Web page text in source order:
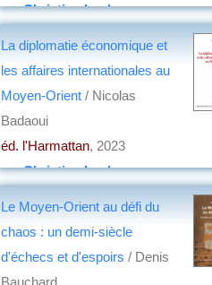
parChristian Lochon
La diplomatie économique et
les affaires internationales au
Moyen-Orient / Nicolas
Badaoui
éd. l'Harmattan, 2023
parChristian Lochon
Le Moyen-Orient au défi du
chaos : un demi-siècle
d'échecs et d'espoirs / Denis
Bauchard